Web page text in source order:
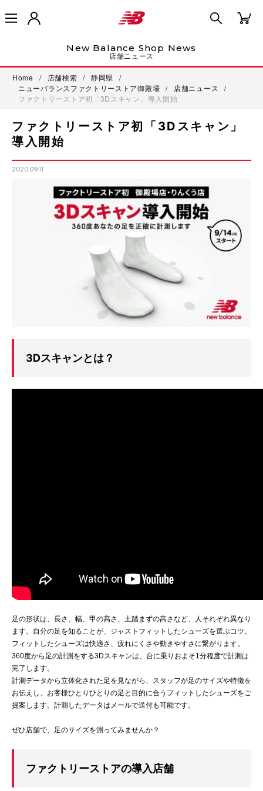
New Balance Shop News
店舗ニュース
Home / 店舗検索 / 静岡県
/
ニューバランスファクトリーストア御殿場
/ 店舗ニュース
/
ファクトリーストア初「3Dスキャン」導入開始
ファクトリーストア初「3Dスキャン」
導入開始
2020.09.11
3Dスキャンとは？
足の形状は、長さ、幅、甲の高さ、土踏まずの高さなど、人それぞれ異なり
ます。自分の足を知ることが、ジャストフィットしたシューズを選ぶコツ。
フィットしたシューズは快適さ、疲れにくさや動きやすさに繋がります。
360度から足の計測をする3Dスキャンは、台に乗りおよそ1分程度で計測は
完了します。
計測データから立体化された足を見ながら、スタッフが足のサイズや特徴を
お伝えし、お客様ひとりひとりの足と目的に合うフィットしたシューズをご
提案します。計測したデータはメールで送付も可能です。
ぜひ店舗で、足のサイズを測ってみませんか？
ファクトリーストアの導入店舗